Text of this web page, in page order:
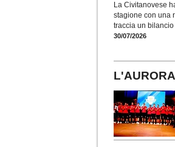
La Civitanovese
stagione con una
traccia un
30/07/2026